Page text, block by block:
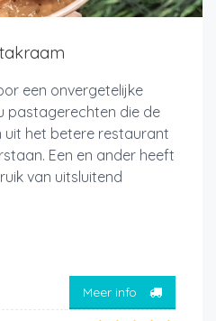
een onvergetelijke
pastagerechten die de
het betere restaurant
Een en ander heeft
van uitsluitend
Meer info